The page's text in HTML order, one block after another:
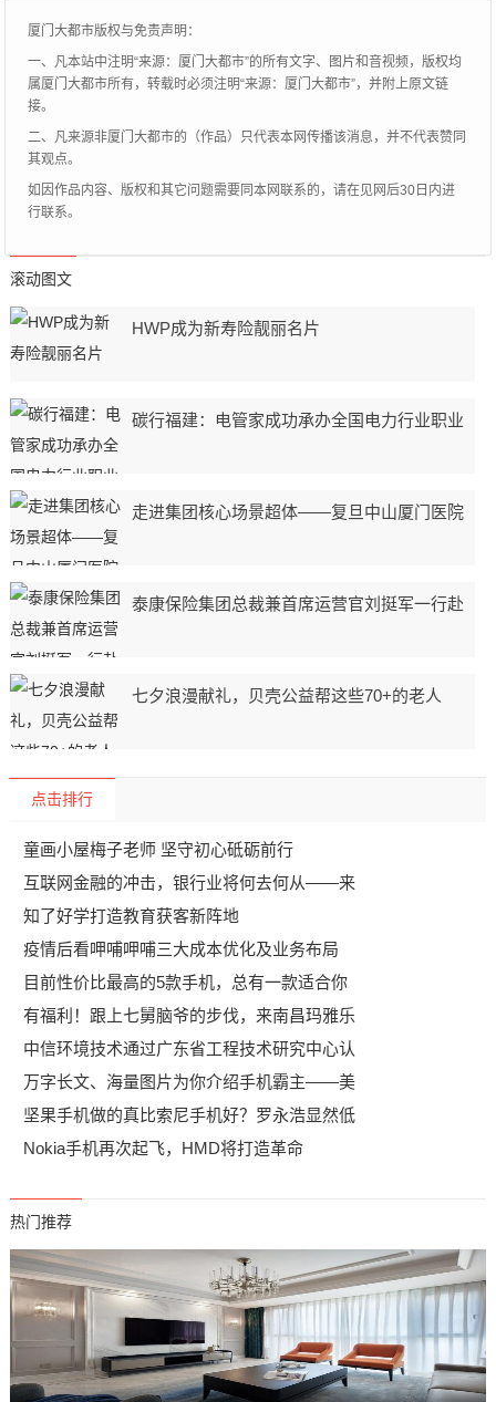
厦门大都市版权与免责声明：
一、凡本站中注明“来源：厦门大都市”的所有文字、图片和音视频，版权均
属厦门大都市所有，转载时必须注明“来源：厦门大都市”，并附上原文链
接。
二、凡来源非厦门大都市的（作品）只代表本网传播该消息，并不代表赞同
其观点。
如因作品内容、版权和其它问题需要同本网联系的，请在见网后30日内进
行联系。
滚动图文
HWP成为新寿险靓丽名片
碳行福建：电管家成功承办全国电力行业职业
走进集团核心场景超体——复旦中山厦门医院
泰康保险集团总裁兼首席运营官刘挺军一行赴
七夕浪漫献礼，贝壳公益帮这些70+的老人
点击排行
童画小屋梅子老师 坚守初心砥砺前行
互联网金融的冲击，银行业将何去何从——来
知了好学打造教育获客新阵地
疫情后看呷哺呷哺三大成本优化及业务布局
目前性价比最高的5款手机，总有一款适合你
有福利！跟上七舅脑爷的步伐，来南昌玛雅乐
中信环境技术通过广东省工程技术研究中心认
万字长文、海量图片为你介绍手机霸主——美
坚果手机做的真比索尼手机好？罗永浩显然低
Nokia手机再次起飞，HMD将打造革命
热门推荐